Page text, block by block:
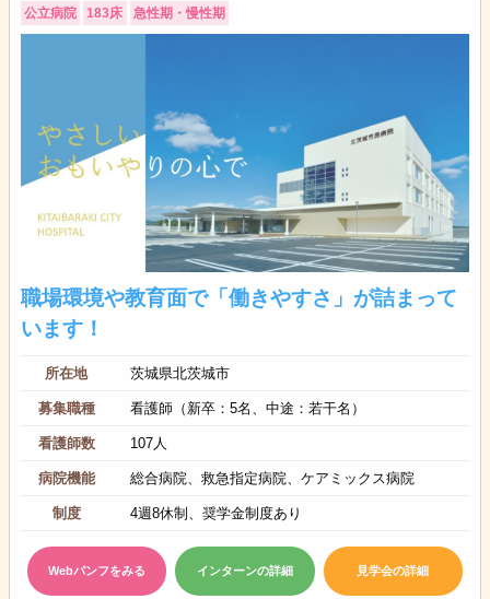
公立病院 183床 急性期・慢性期
職場環境や教育面で「働きやすさ」が詰まって
います！
所在地 茨城県北茨城市
募集職種 看護師（新卒：5名、中途：若干名）
看護師数 107人
病院機能 総合病院、救急指定病院、ケアミックス病院
制度 4週8休制、奨学金制度あり
Webパンフをみる インターンの詳細 見学会の詳細